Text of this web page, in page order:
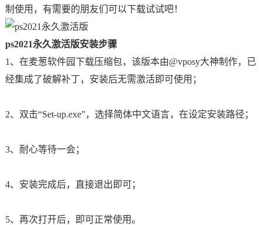
制使用，有需要的朋友们可以下载试试吧！
ps2021永久激活版安装步骤
1、在麦葱软件园下载压缩包，该版本由@vposy大神制作，已
经集成了破解补丁，安装后无需激活即可使用；
2、双击“Set-up.exe”，选择简体中文语言，在设定安装路径；
3、耐心等待一会；
4、安装完成后，直接退出即可；
5、再次打开后，即可正常使用。